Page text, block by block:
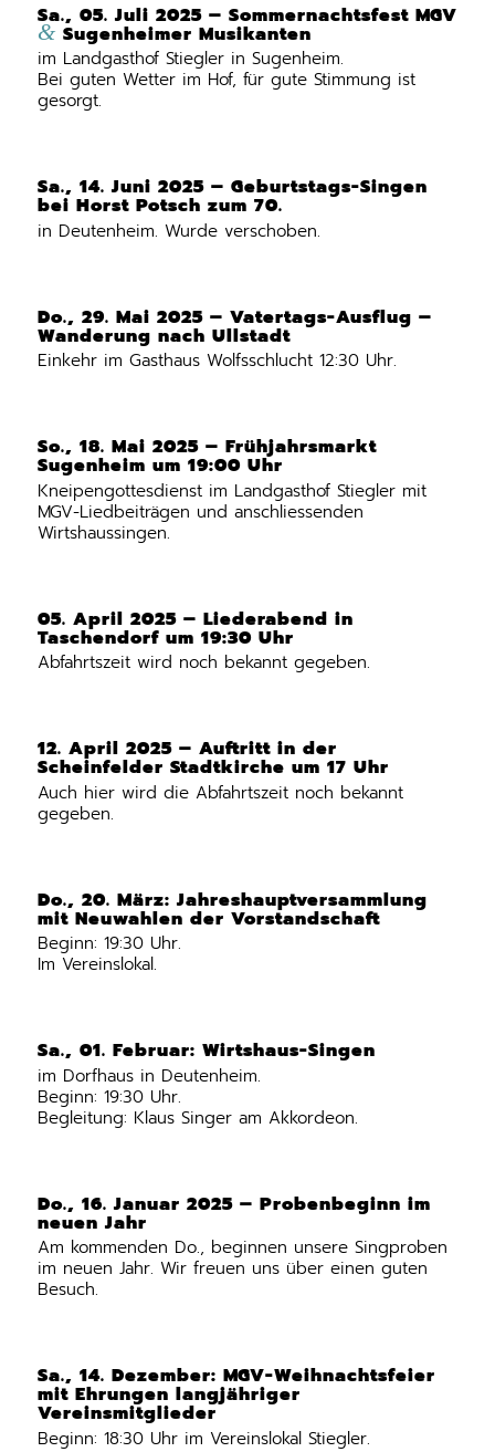
Sa., 05. Juli 2025 – Sommernachtsfest MGV
& Sugenheimer Musikanten
im Landgasthof Stiegler in Sugenheim.
Bei guten Wetter im Hof, für gute Stimmung ist
gesorgt.
Sa., 14. Juni 2025 – Geburtstags-Singen
bei Horst Potsch zum 70.
in Deutenheim. Wurde verschoben.
Do., 29. Mai 2025 – Vatertags-Ausflug –
Wanderung nach Ullstadt
Einkehr im Gasthaus Wolfsschlucht 12:30 Uhr.
So., 18. Mai 2025 – Frühjahrsmarkt
Sugenheim um 19:00 Uhr
Kneipengottesdienst im Landgasthof Stiegler mit
MGV-Liedbeiträgen und anschliessenden
Wirtshaussingen.
05. April 2025 – Liederabend in
Taschendorf um 19:30 Uhr
Abfahrtszeit wird noch bekannt gegeben.
12. April 2025 – Auftritt in der
Scheinfelder Stadtkirche um 17 Uhr
Auch hier wird die Abfahrtszeit noch bekannt
gegeben.
Do., 20. März: Jahreshauptversammlung
mit Neuwahlen der Vorstandschaft
Beginn: 19:30 Uhr.
Im Vereinslokal.
Sa., 01. Februar: Wirtshaus-Singen
im Dorfhaus in Deutenheim.
Beginn: 19:30 Uhr.
Begleitung: Klaus Singer am Akkordeon.
Do., 16. Januar 2025 – Probenbeginn im
neuen Jahr
Am kommenden Do., beginnen unsere Singproben
im neuen Jahr. Wir freuen uns über einen guten
Besuch.
Sa., 14. Dezember: MGV-Weihnachtsfeier
mit Ehrungen langjähriger
Vereinsmitglieder
Beginn: 18:30 Uhr im Vereinslokal Stiegler.